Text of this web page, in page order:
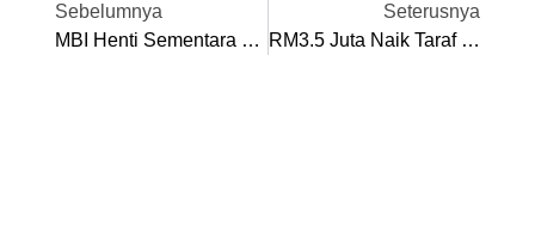
Sebelumnya
MBI Henti Sementara Kerja Korek Jalan Sempena Tahun Baru Cina
Seterusnya
RM3.5 Juta Naik Taraf Sistem Kumbahan Medan Klebang, Chemor